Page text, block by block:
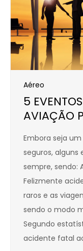
Aéreo
5
AVIAÇÃO
Embora seja
seguros,
sempre, sendo:
Felizmente
raros e as
sendo o modo
Segundo
acidente fatal